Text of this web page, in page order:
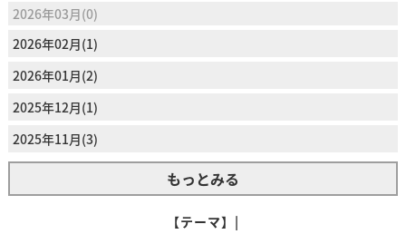
2026年03月(0)
2026年02月(1)
2026年01月(2)
2025年12月(1)
2025年11月(3)
もっとみる
【テーマ】|